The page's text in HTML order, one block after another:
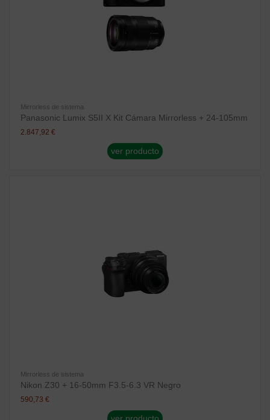
Mirrorless de sistema
Panasonic Lumix S5II X Kit Cámara Mirrorless + 24-105mm
2.847,92 €
ver producto
Mirrorless de sistema
Nikon Z30 + 16-50mm F3.5-6.3 VR Negro
590,73 €